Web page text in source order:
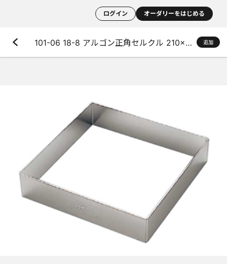
ログイン オーダリーをはじめる
101-06 18-8 アルゴン正角セルクル 210×h50mm 追加